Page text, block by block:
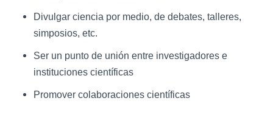
Divulgar ciencia por medio, de debates, talleres,
simposios, etc.
Ser un punto de unión entre investigadores e
instituciones científicas
Promover colaboraciones científicas